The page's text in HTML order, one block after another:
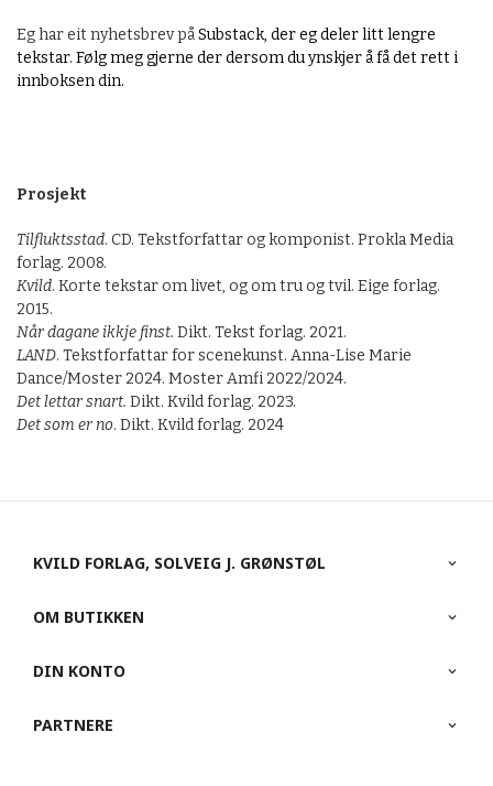
Eg har eit nyhetsbrev påSubstack, der eg deler litt lengre
tekstar. Følg meg gjerne der dersom du ynskjer å få det rett i
innboksen din.
Prosjekt
Tilfluktsstad. CD. Tekstforfattar og komponist. Prokla Media
forlag. 2008.
Kvild. Korte tekstar om livet, og om tru og tvil. Eige forlag.
2015.
Når dagane ikkje finst. Dikt. Tekst forlag. 2021.
LAND. Tekstforfattar for scenekunst. Anna-Lise Marie
Dance/Moster 2024. Moster Amfi 2022/2024.
Det lettar snart. Dikt. Kvild forlag. 2023.
Det som er no. Dikt. Kvild forlag. 2024
KVILD FORLAG, SOLVEIG J. GRØNSTØL
OM BUTIKKEN
DIN KONTO
PARTNERE